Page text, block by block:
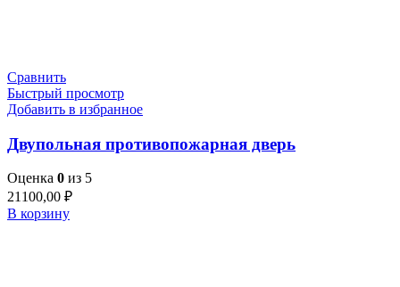
Сравнить
Быстрый просмотр
Добавить в избранное
Двупольная противопожарная дверь
Оценка 0 из 5
21100,00 ₽
В корзину